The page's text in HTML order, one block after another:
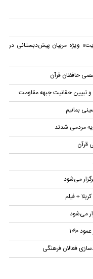
ویژه مربیان پیش‌دبستانی در
حافظان قرآن
و تبیین حقانیت جبهه مقاومت
بمانیم
مردمی شدند
قرآن
می‌شود
+ فیلم
می‌شود
۱۰۹۰
فعالان فرهنگی